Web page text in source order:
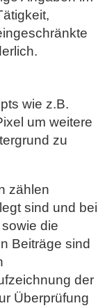
wie z.B.
um weitere
zu
zählen
sind und bei
die
Beiträge sind
der
Überprüfung